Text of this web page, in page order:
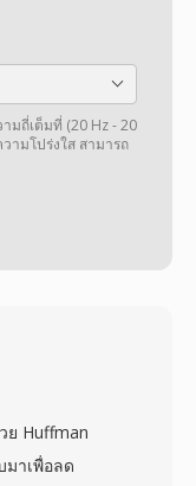
มถี่เต็มที่ (20 Hz - 20
ามโปร่งใส สามารถ
ย Huffman
มาเพื่อลด